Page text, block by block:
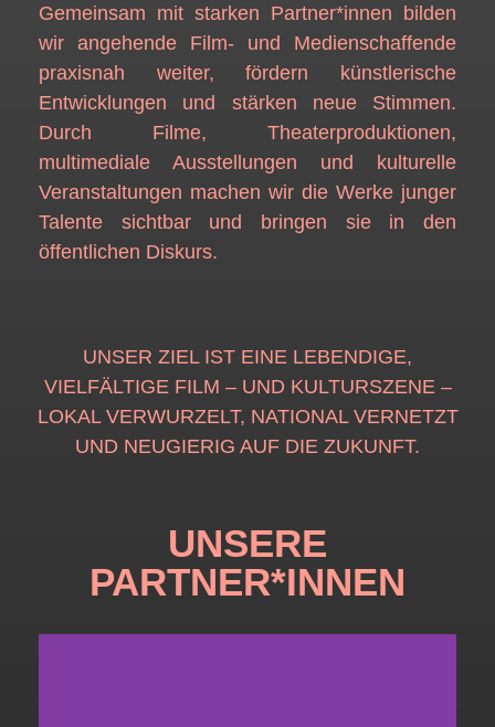
Gemeinsam mit starken Partner*innen bilden
wir angehende Film- und Medienschaffende
praxisnah weiter, fördern künstlerische
Entwicklungen und stärken neue Stimmen.
Durch Filme, Theaterproduktionen,
multimediale Ausstellungen und kulturelle
Veranstaltungen machen wir die Werke junger
Talente sichtbar und bringen sie in den
öffentlichen Diskurs.
UNSER ZIEL IST EINE LEBENDIGE,
VIELFÄLTIGE FILM – UND KULTURSZENE –
LOKAL VERWURZELT, NATIONAL VERNETZT
UND NEUGIERIG AUF DIE ZUKUNFT.
UNSERE
PARTNER*INNEN